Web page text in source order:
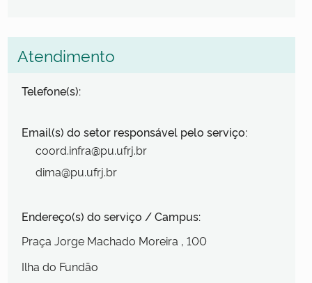
Atendimento
Telefone(s):
Email(s) do setor responsável pelo serviço:
coord.infra@pu.ufrj.br
dima@pu.ufrj.br
Endereço(s) do serviço / Campus:
Praça Jorge Machado Moreira , 100
Ilha do Fundão